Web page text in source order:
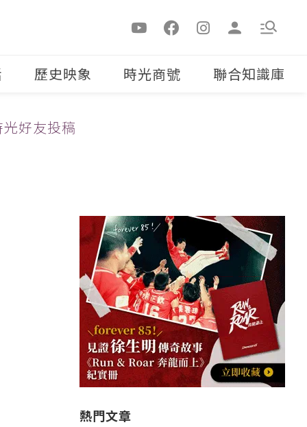
歷史映象 時光商號 聯合知識庫
好友投稿
熱門文章